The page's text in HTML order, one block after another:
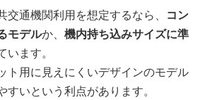
通機関利用を想定するなら、 コン
モデルか、 機内持ち込みサイズに準
います。
ト用に見えにくいデザインのモデル
いという利点があります。